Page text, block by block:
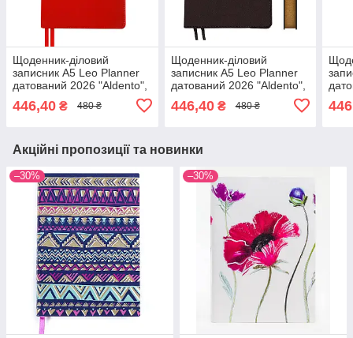
Щоденник-діловий
записник А5 Leo Planner
датований 2026 "Aldento",
інтегральний, червоний,
368 сторінок (252671)
446,40 ₴ 480 ₴
Щоденник-діловий
записник А5 Leo Planner
датований 2026 "Aldento",
коричневий, 368 сторінок
446,40₴ 480 ₴
368
Акційні пропозиції та новинки
–30% –30%